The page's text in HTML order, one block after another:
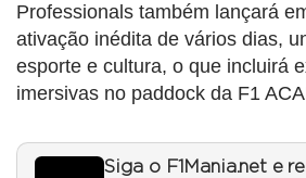
Professionals também lançará
ativação inédita de vários dias,
esporte e cultura, o que incluirá
imersivas no paddock da F1
Siga o F1Mania.net e